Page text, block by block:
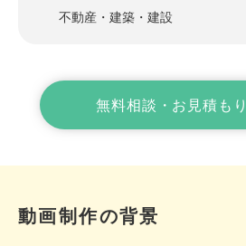
不動産・建築・建設
無料相談・お見積も
動画制作の背景